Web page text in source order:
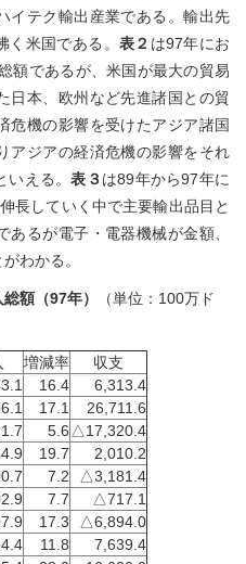
イテク輸出産業である。輸出先
米国である。 表２ は97年にお
額であるが、米国が最大の貿易
日本、欧州など先進諸国との貿
危機の影響を受けたアジア諸国
アジアの経済危機の影響をそれ
いえる。表３は89年から97年に
長していく中で主要輸出品目と
るが電子・電器機械が金額、
わかる。
額（97年）
（単位：100万ド
増減率
収支
16.4
6,313.4
17.1
26,711.6
5.6△17,320.4
19.7
2,010.2
7.2
△3,181.4
7.7
△717.1
17.3
△6,894.0
11.8
7,639.4